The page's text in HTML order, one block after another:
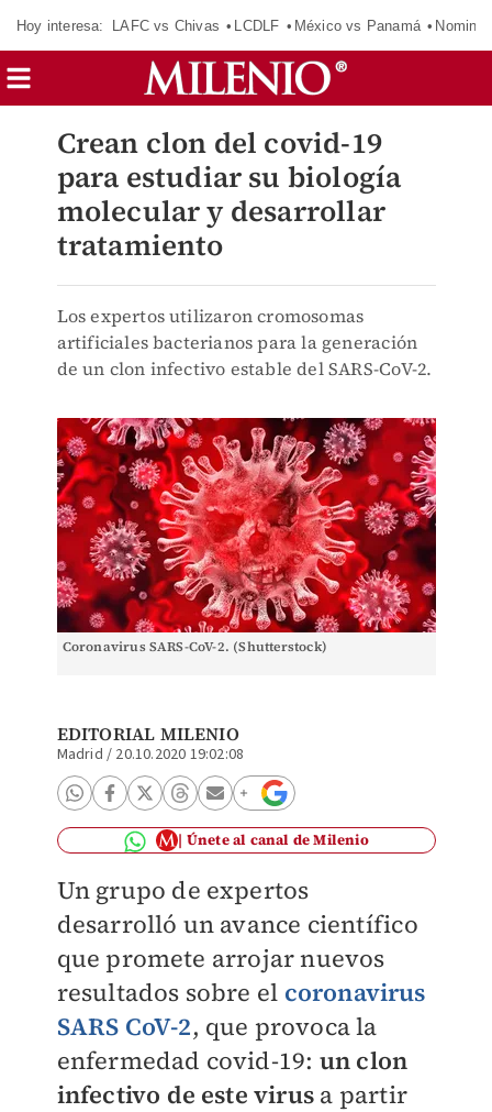
Hoy interesa: LAFC vs Chivas LCDLF México vs Panamá
Crean clon del covid-19
para estudiar su biología
molecular y desarrollar
tratamiento
Los expertos utilizaron cromosomas
artificiales bacterianos para la generación
de un clon infectivo estable del SARS-CoV-2.
Coronavirus SARS-CoV-2. (Shutterstock)
EDITORIAL MILENIO
Madrid / 20.10.2020 19:02:08
Únete al canal de Milenio
Un grupo de expertos
desarrolló un avance científico
que promete arrojar nuevos
resultados sobre el coronavirus
SARS CoV-2, que provoca la
enfermedad covid-19: un clon
infectivo de este virus a partir